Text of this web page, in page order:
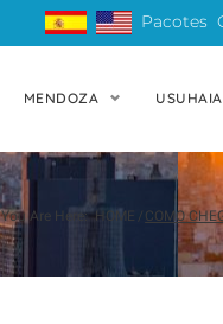
Pacotes
MENDOZA USUHAIA
You Are Here: HOME / COMO